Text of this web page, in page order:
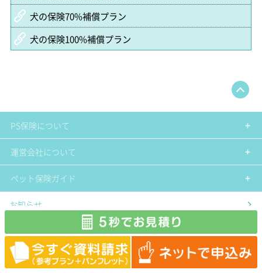
犬の保険70%補償プラン
犬の保険100%補償プラン
PS保険について
運営会社について
ペット保険ガイド
お知らせ
イベント・キャンペーン
サイトマップ